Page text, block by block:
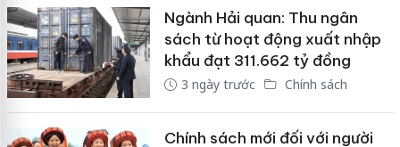
Ngành Hải quan: Thu ngân
sách từ hoạt động xuất nhập
khẩu đạt 311.662 tỷ đồng
3 ngày trước Chính sách
Chính sách mới đối với người